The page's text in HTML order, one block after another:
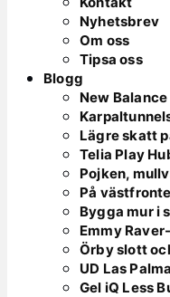
Nyhetsbrev
Om oss
Tipsa oss
Blogg
New
Lägre skatt
Telia Play
Pojken,
På
Bygga mur i
Emmy
Örby slott
UD Las
Gel iQ Less